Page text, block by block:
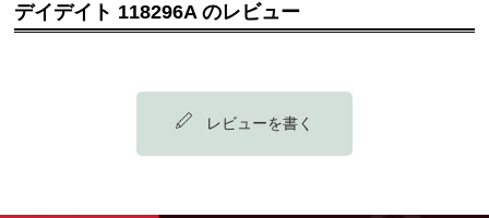
デイデイト 118296A のレビュー
レビューを書く